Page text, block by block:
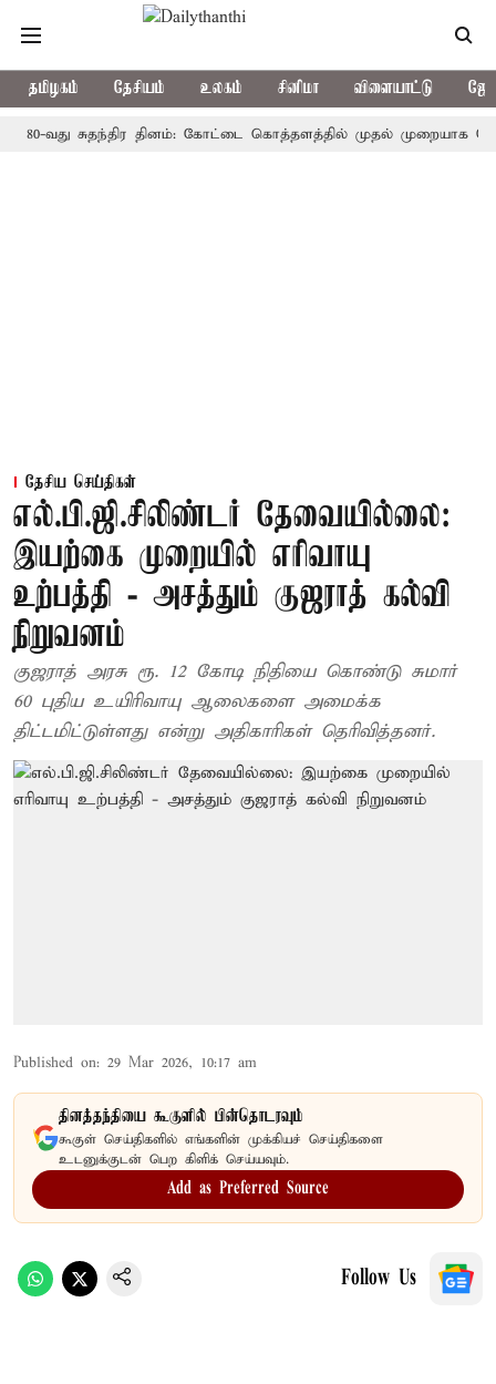
தமிழகம் தேசியம் உலகம் சினிமா விளையாட்டு
சுதந்திர தினம்: கோட்டை கொத்தளத்தில் முதல் முறையாக தேசிய
தேசிய செய்திகள்
எல்.பி.ஜி.சிலிண்டர் தேவையில்லை:
இயற்கை முறையில் எரிவாயு
உற்பத்தி - அசத்தும் குஜராத் கல்வி
நிறுவனம்
குஜராத் அரசு ரூ. 12 கோடி நிதியை கொண்டு சுமார்
60 புதிய உயிரிவாயு ஆலைகளை அமைக்க
திட்டமிட்டுள்ளது என்று அதிகாரிகள் தெரிவித்தனர்.
Published on: 29 Mar 2026, 10:17 am
தினத்தந்தியை கூகுளில் பின்தொடரவும்
கூகுள் செய்திகளில் எங்களின் முக்கியச் செய்திகளை
உடனுக்குடன் பெற கிளிக் செய்யவும்.
Add as Preferred Source
Follow Us